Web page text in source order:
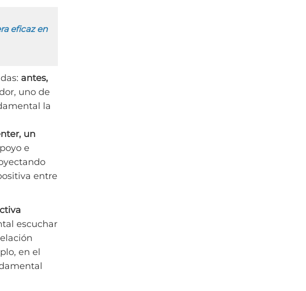
eficaz en
antes,
uno de
la
un
e
entre
escuchar
en el